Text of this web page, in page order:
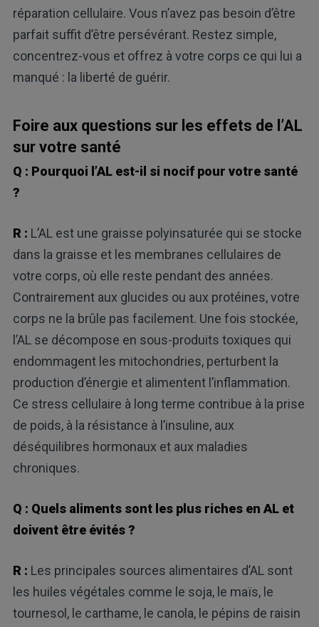
réparation cellulaire. Vous n’avez pas besoin d’être
parfait suffit d’être persévérant. Restez simple,
concentrez-vous et offrez à votre corps ce qui lui a
manqué : la liberté de guérir.
Foire aux questions sur les effets de l’AL
sur votre santé
Q : Pourquoi l’AL est-il si nocif pour votre santé
?
R : L’AL est une graisse polyinsaturée qui se stocke
dans la graisse et les membranes cellulaires de
votre corps, où elle reste pendant des années.
Contrairement aux glucides ou aux protéines, votre
corps ne la brûle pas facilement. Une fois stockée,
l’AL se décompose en sous-produits toxiques qui
endommagent les mitochondries, perturbent la
production d’énergie et alimentent l’inflammation.
Ce stress cellulaire à long terme contribue à la prise
de poids, à la résistance à l’insuline, aux
déséquilibres hormonaux et aux maladies
chroniques.
Q : Quels aliments sont les plus riches en AL et
doivent être évités ?
R : Les principales sources alimentaires d’AL sont
les huiles végétales comme le soja, le maïs, le
tournesol, le carthame, le canola, le pépins de raisin